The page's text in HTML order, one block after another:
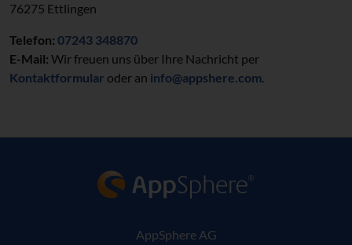
76275 Ettlingen
Telefon: 07243 348870
E-Mail: Wir freuen uns über Ihre Nachricht per
Kontaktformular oder an info@appshere.com.
AppSphere IT-Lösungsanbieter
AppSphere AG